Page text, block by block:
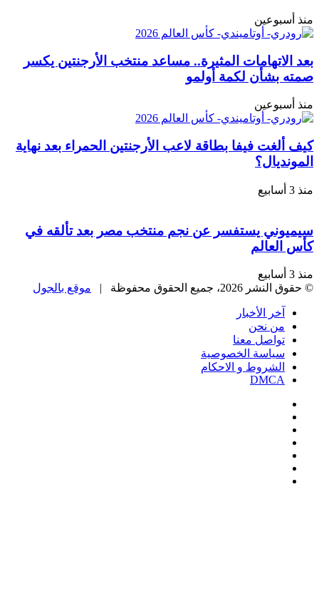
منذ أسبوعين
بعد الاتهامات المثيرة.. مساعد منتخب الأرجنتين يكسر
صمته بشأن لكمة أولمو
منذ أسبوعين
كيف ألغت فيفا بطاقة لاعب الأرجنتين الحمراء بعد نهاية
المونديال؟
منذ 3 أسابيع
سيميوني يستفسر عن نجم منتخب مصر بعد تألقه في
كأس العالم
منذ 3 أسابيع
© حقوق النشر 2026، جميع الحقوق محفوظة |
موقع بالجول
آخر الأخبار
من نحن
تواصل معنا
سياسة الخصوصية
الشروط و الاحكام
DMCA